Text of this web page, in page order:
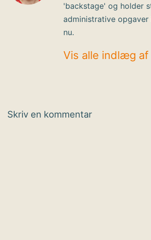
'backstage' og holder
administrative
nu.
Vis alle indlæg af
Skriv en kommentar